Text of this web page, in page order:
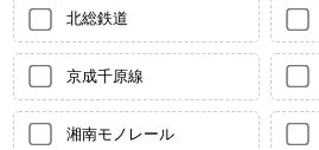
北総鉄道
京成千原線
湘南モノレール